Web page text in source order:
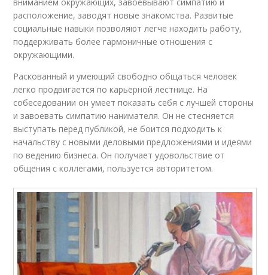
расположение, заводят новые знакомства. Развитые
социальные навыки позволяют легче находить работу,
поддерживать более гармоничные отношения с
окружающими.
Раскованный и умеющий свободно общаться человек
легко продвигается по карьерной лестнице. На
собеседовании он умеет показать себя с лучшей стороны
и завоевать симпатию нанимателя. Он не стесняется
выступать перед публикой, не боится подходить к
начальству с новыми деловыми предложениями и идеями
по ведению бизнеса. Он получает удовольствие от
общения с коллегами, пользуется авторитетом.